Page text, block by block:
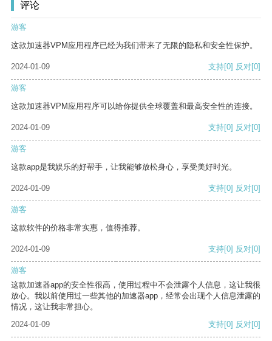
评论
游客
这款加速器VPM应用程序已经为我们带来了无限的隐私和安全性保护。
2024-01-09 支持[0] 反对[0]
游客
这款加速器VPM应用程序可以给你提供全球覆盖和最高安全性的连接。
2024-01-09 支持[0] 反对[0]
游客
这款app是我娱乐的好帮手，让我能够放松身心，享受美好时光。
2024-01-09 支持[0] 反对[0]
游客
这款软件的价格非常实惠，值得推荐。
2024-01-09 支持[0] 反对[0]
游客
这款加速器app的安全性很高，使用过程中不会泄露个人信息，这让我很
放心。我以前使用过一些其他的加速器app，经常会出现个人信息泄露的
情况，这让我非常担心。
2024-01-09
支持[0] 反对[0]